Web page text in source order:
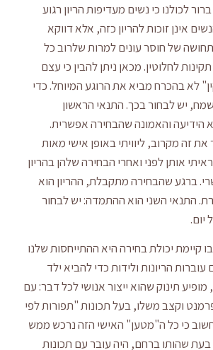
לכולנו כי נשים מעדיפות הריון רגוע
אינן זוכות להריון כזה, אלא דווקא
של חוסר עונים למרות שלרוב כל
לחלוטין. מכאן ניתן להבין כי עצם
לא בהכרח מביא את הרוגע המיוחל. כדי
יש לבחור בכך. התנאי הראשון
הידיעה והאמונה שהבחירה אפשרית.
את זה מקרוב, ליוויתי באופן אישי מאות
אותן לפני ואחרי הבחירה שלהן בהריון
ברגע שהבחירה מתקבלת, ההריון הוא
התנאי השני הוא ההתמדה: יש לבחור
יום.
קיימת יכולת בחירה היא ההתייחסות שלנו
הריונות ולידות כדי להביא ילד
תינוק שהוא ייצור אנושי לכל דבר: עם
וקצב משלו, בעל תכונות "תפורות לפי
כי כל ה"מטען" האישי הזה נרכש ממש
בעת שהותו ברחם, היה עובר עם תכונות